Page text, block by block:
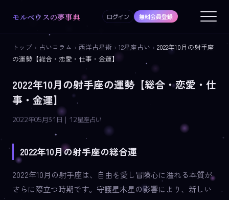
モルペウスの夢事典 ログイン 無料会員登録
トップ › 占いコラム › 西洋占星術 › 12星座占い › 2022年10月の射手座
の運勢【総合・恋愛・仕事・金運】
2022年10月の射手座の運勢【総合・恋愛・仕
事・金運】
2022年05月31日 | 12星座占い
2022年10月の射手座の総合運
2022年10月の射手座は、自由を愛し冒険心に溢れる本質が
さらに際立つ時期です。守護星木星の影響により、新しい